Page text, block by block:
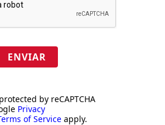
ENVIAR
by reCAPTCHA
Privacy
of Service apply.